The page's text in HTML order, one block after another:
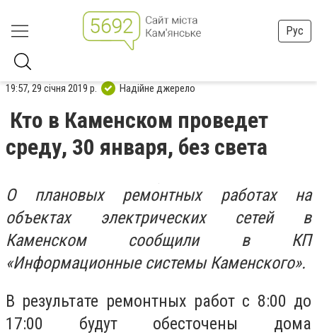
Рус
19:57, 29 січня 2019 р. Надійне джерело
Кто в Каменском проведет
среду, 30 января, без света
О плановых ремонтных работах на
объектах электрических сетей в
Каменском сообщили в КП
«Информационные системы Каменского».
В результате ремонтных работ с 8:00 до
17:00 будут обесточены дома